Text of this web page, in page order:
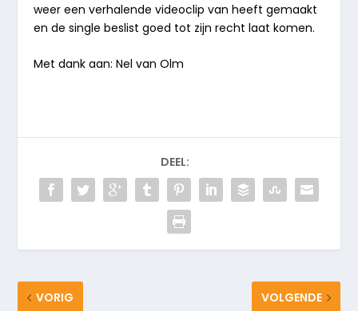
weer een verhalende videoclip van heeft gemaakt
en de single beslist goed tot zijn recht laat komen.
Met dank aan: Nel van Olm
DEEL:
VORIG VOLGENDE